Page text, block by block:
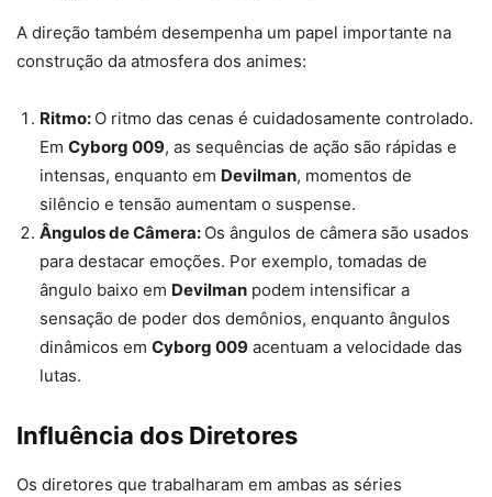
A direção também desempenha um papel importante na
construção da atmosfera dos animes:
Ritmo: O ritmo das cenas é cuidadosamente controlado.
Em Cyborg 009, as sequências de ação são rápidas e
intensas, enquanto em Devilman, momentos de
silêncio e tensão aumentam o suspense.
Ângulos de Câmera: Os ângulos de câmera são usados
para destacar emoções. Por exemplo, tomadas de
ângulo baixo em Devilman podem intensificar a
sensação de poder dos demônios, enquanto ângulos
dinâmicos em Cyborg 009 acentuam a velocidade das
lutas.
Influência dos Diretores
Os diretores que trabalharam em ambas as séries